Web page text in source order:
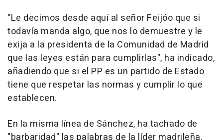
"Le decimos desde aquí al señor Feijóo que si
todavía manda algo, que nos lo demuestre y le
exija a la presidenta de la Comunidad de Madrid
que las leyes están para cumplirlas", ha indicado,
añadiendo que si el PP es un partido de Estado
tiene que respetar las normas y cumplir lo que
establecen.
En la misma línea de Sánchez, ha tachado de